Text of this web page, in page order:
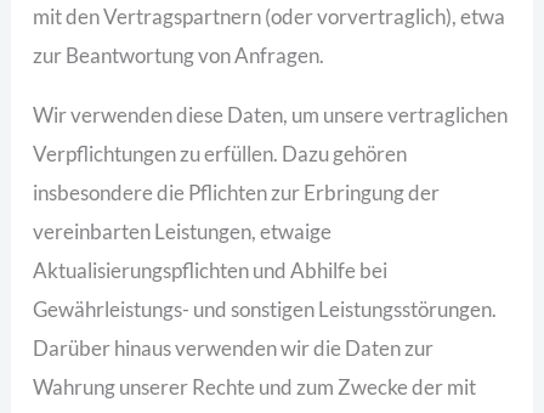
mit den Vertragspartnern (oder vorvertraglich), etwa
zur Beantwortung von Anfragen.
Wir verwenden diese Daten, um unsere vertraglichen
Verpflichtungen zu erfüllen. Dazu gehören
insbesondere die Pflichten zur Erbringung der
vereinbarten Leistungen, etwaige
Aktualisierungspflichten und Abhilfe bei
Gewährleistungs- und sonstigen Leistungsstörungen.
Darüber hinaus verwenden wir die Daten zur
Wahrung unserer Rechte und zum Zwecke der mit